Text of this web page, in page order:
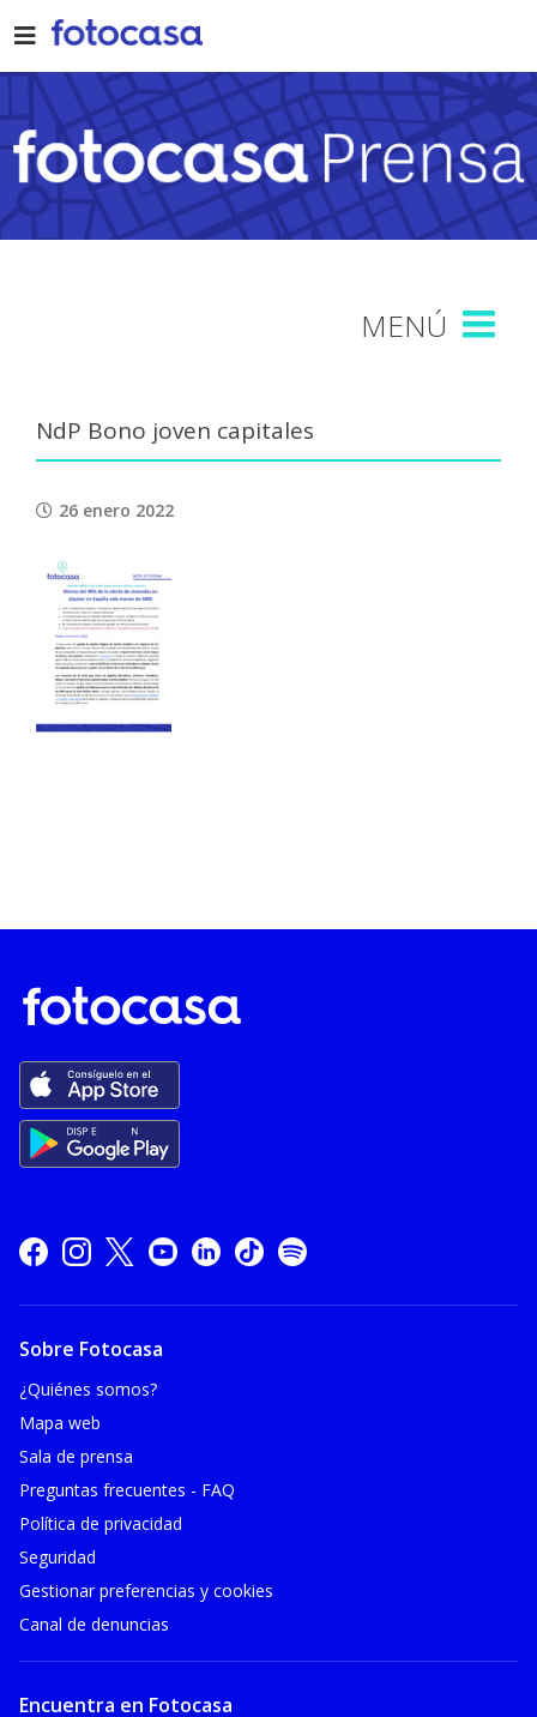
to
content
NdP Bono joven capitales
26 enero 2022
Sobre Fotocasa
¿Quiénes somos?
Mapa web
Sala de prensa
Preguntas frecuentes - FAQ
Política de privacidad
Seguridad
Gestionar preferencias y cookies
Canal de denuncias
Encuentra en Fotocasa